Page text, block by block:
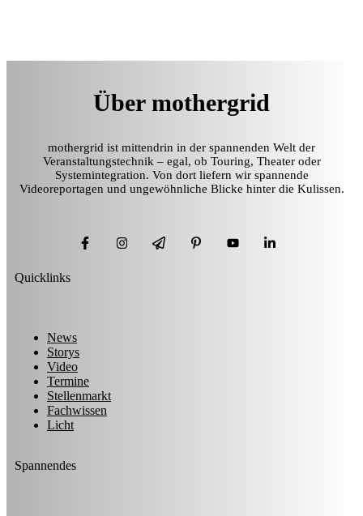
Über mothergrid
mothergrid ist mittendrin in der spannenden Welt der
Veranstaltungstechnik – egal, ob Touring, Theater oder
Systemintegration. Von dort liefern wir spannende
Videoreportagen und ungewöhnliche Blicke hinter die Kulissen.
Quicklinks
News
Storys
Video
Termine
Stellenmarkt
Fachwissen
Licht
Spannendes